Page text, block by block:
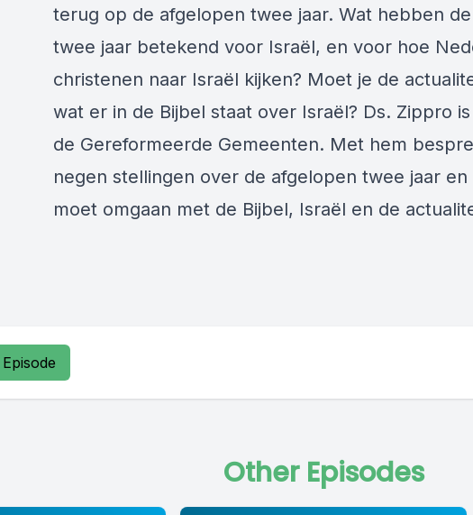
terug op de afgelopen twee jaar. Wat hebben
twee jaar betekend voor Israël, en voor hoe
christenen naar Israël kijken? Moet je de
wat er in de Bijbel staat over Israël? Ds. Zippro
de Gereformeerde Gemeenten. Met hem
negen stellingen over de afgelopen twee jaar
moet omgaan met de Bijbel, Israël en de
Other Episodes